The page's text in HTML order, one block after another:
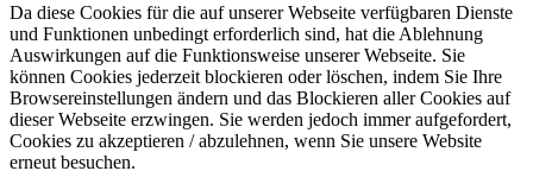
Da diese Cookies für die auf unserer Webseite verfügbaren Dienste
und Funktionen unbedingt erforderlich sind, hat die Ablehnung
Auswirkungen auf die Funktionsweise unserer Webseite. Sie
können Cookies jederzeit blockieren oder löschen, indem Sie Ihre
Browsereinstellungen ändern und das Blockieren aller Cookies auf
dieser Webseite erzwingen. Sie werden jedoch immer aufgefordert,
Cookies zu akzeptieren / abzulehnen, wenn Sie unsere Website
erneut besuchen.